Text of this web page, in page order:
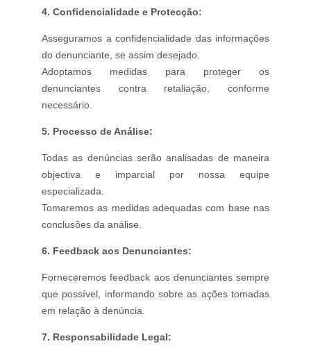
4. Confidencialidade e Protecção:
Asseguramos a confidencialidade das informações
do denunciante, se assim desejado.
Adoptamos medidas para proteger os
denunciantes contra retaliação, conforme
necessário.
5. Processo de Análise:
Todas as denúncias serão analisadas de maneira
objectiva e imparcial por nossa equipe
especializada.
Tomaremos as medidas adequadas com base nas
conclusões da análise.
6. Feedback aos Denunciantes:
Forneceremos feedback aos denunciantes sempre
que possível, informando sobre as ações tomadas
em relação à denúncia.
7. Responsabilidade Legal: